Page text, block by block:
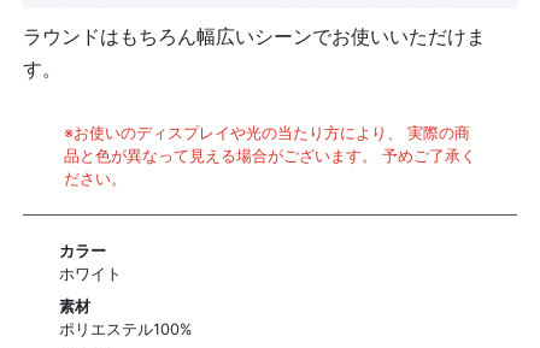
ラウンドはもちろん幅広いシーンでお使いいただけま
す。
※お使いのディスプレイや光の当たり方により、 実際の商
品と色が異なって見える場合がございます。 予めご了承く
ださい。
カラー
ホワイト
素材
ポリエステル100%